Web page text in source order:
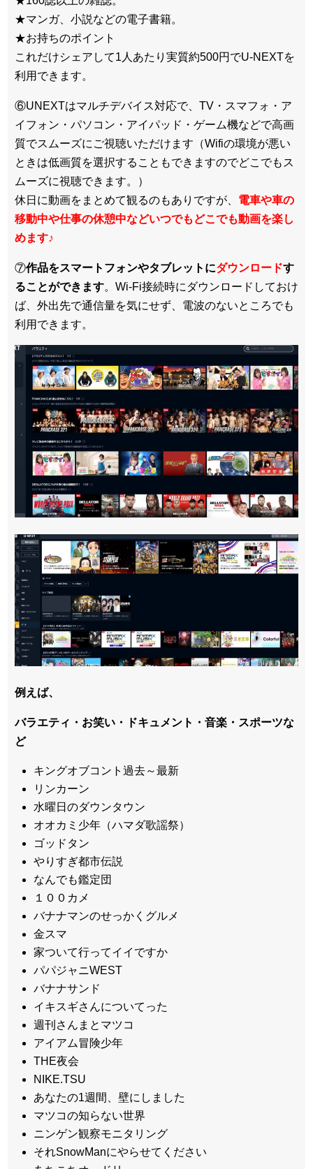
★マンガ、小説などの電子書籍。
★お持ちのポイント
これだけシェアして1人あたり実質約500円でU-NEXTを
利用できます。
⑥UNEXTはマルチデバイス対応で、TV・スマフォ・ア
イフォン・パソコン・アイパッド・ゲーム機などで高画
質でスムーズにご視聴いただけます（Wifiの環境が悪い
ときは低画質を選択することもできますのでどこでもス
ムーズに視聴できます。）
休日に動画をまとめて観るのもありですが、 電車や車の
移動中や仕事の休憩中などいつでもどこでも動画を楽し
めます♪
⑦作品をスマートフォンやタブレットにダウンロードす
ることができます。Wi-Fi接続時にダウンロードしておけ
ば、外出先で通信量を気にせず、電波のないところでも
利用できます。
例えば、
バラエティ・お笑い・ドキュメント・音楽・スポーツな
ど
キングオブコント過去～最新
リンカーン
水曜日のダウンタウン
オオカミ少年（ハマダ歌謡祭）
ゴッドタン
やりすぎ都市伝説
なんでも鑑定団
１００カメ
バナナマンのせっかくグルメ
金スマ
家ついて行ってイイですか
パパジャニWEST
バナナサンド
イキスギさんについてった
週刊さんまとマツコ
アイアム冒険少年
THE夜会
NIKE.TSU
あなたの1週間、壁にしました
マツコの知らない世界
ニンゲン観察モニタリング
それSnowManにやらせてください